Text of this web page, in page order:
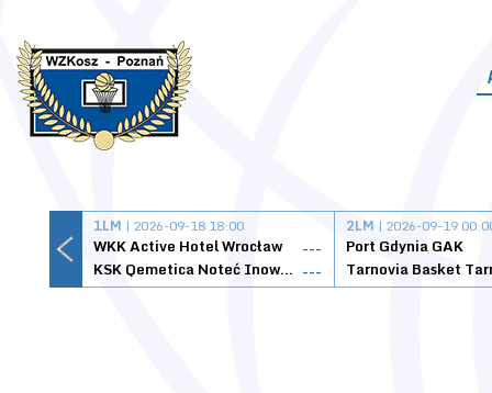
1LM | 2026-09-18 18:00
WKK Active Hotel Wrocław
---
KSK Qemetica Noteć Inowrocław ---
2LM | 2026-09-19
Port Gdynia GAK